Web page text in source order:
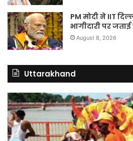
PM मोदी ने IIT
भागीदारी पर
August 8, 2026
Uttarakhand